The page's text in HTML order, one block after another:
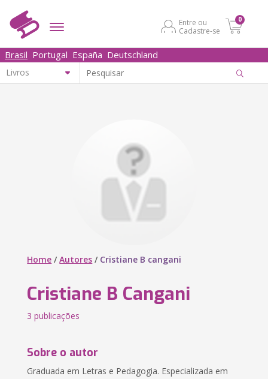
Entre ou
Cadastre-se
0
Brasil Portugal España Deutschland
Home /Autores / Cristiane B cangani
Cristiane B Cangani
3 publicações
Sobre o autor
Graduada em Letras e Pedagogia. Especializada em